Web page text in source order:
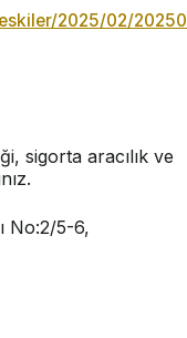
2025/02/
sigorta aracılık ve
No:2/5-6,